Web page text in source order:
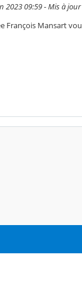
09:59 - Mis à
François Mansart